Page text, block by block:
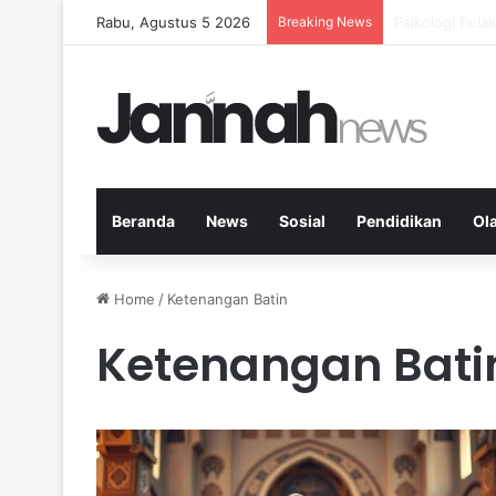
Rabu, Agustus 5 2026 Breaking News
Beranda News Sosial Pendidikan
Home / Ketenangan Batin
Ketenangan